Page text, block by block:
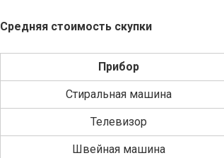
Средняя стоимость скупки
Прибор
Стиральная машина
Телевизор
Швейная машина